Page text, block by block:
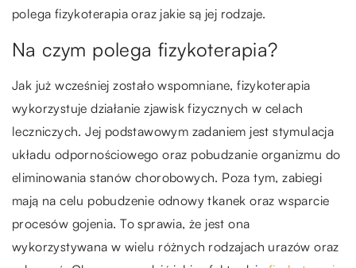
polega fizykoterapia oraz jakie są jej rodzaje.
Na czym polega fizykoterapia?
Jak już wcześniej zostało wspomniane, fizykoterapia
wykorzystuje działanie zjawisk fizycznych w celach
leczniczych. Jej podstawowym zadaniem jest stymulacja
układu odpornościowego oraz pobudzanie organizmu do
eliminowania stanów chorobowych. Poza tym, zabiegi
mają na celu pobudzenie odnowy tkanek oraz wsparcie
procesów gojenia. To sprawia, że jest ona
wykorzystywana w wielu różnych rodzajach urazów oraz